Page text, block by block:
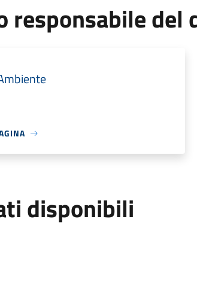
responsabile del
disponibili